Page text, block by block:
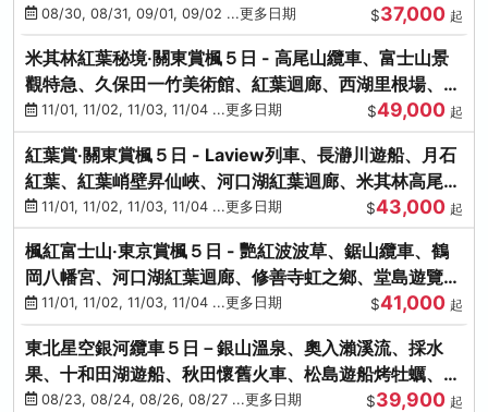
08/30, 08/31, 09/01, 09/02 ...更多日期 $37,000 起
米其林紅葉秘境‧關東賞楓５日 - 高尾山纜車、富士山景
觀特急、久保田一竹美術館、紅葉迴廊、西湖里根場、銀
杏大道
11/01, 11/02, 11/03, 11/04 ...更多日期 $49,000 起
紅葉賞‧關東賞楓５日 - Laview列車、長瀞川遊船、月石
紅葉、紅葉峭壁昇仙峽、河口湖紅葉迴廊、米其林高尾
山、海鮮盛宴
11/01, 11/02, 11/03, 11/04 ...更多日期 $43,000 起
楓紅富士山‧東京賞楓５日 - 艷紅波波草、鋸山纜車、鶴
岡八幡宮、河口湖紅葉迴廊、修善寺虹之鄉、堂島遊覽
船、熱海梅園
11/01, 11/02, 11/03, 11/04 ...更多日期 $41,000 起
東北星空銀河纜車５日－銀山溫泉、奧入瀨溪流、採水
果、十和田湖遊船、秋田懷舊火車、松島遊船烤牡蠣、嚴
美溪、螃蟹本家
08/23, 08/24, 08/26, 08/27 ...更多日期 $39,900 起